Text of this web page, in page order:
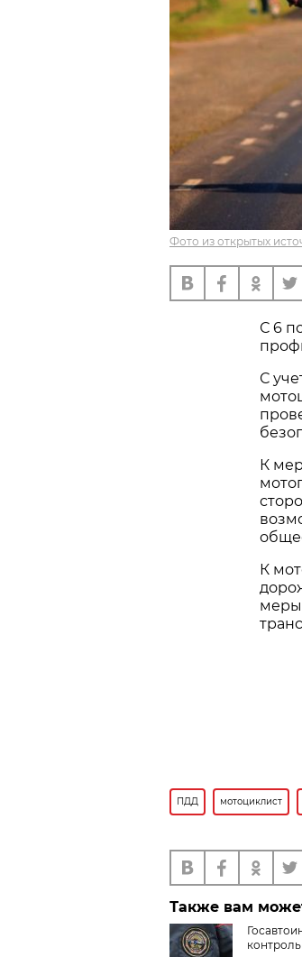
Фото из открытых
С 6
С
К
К
меры
ПДД мотоциклист
Также вам